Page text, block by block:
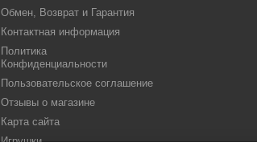
Обмен, Возврат и Гарантия
Контактная информация
Политика
Конфиденциальности
Пользовательское соглашение
Отзывы о магазине
Карта сайта
Игрушки